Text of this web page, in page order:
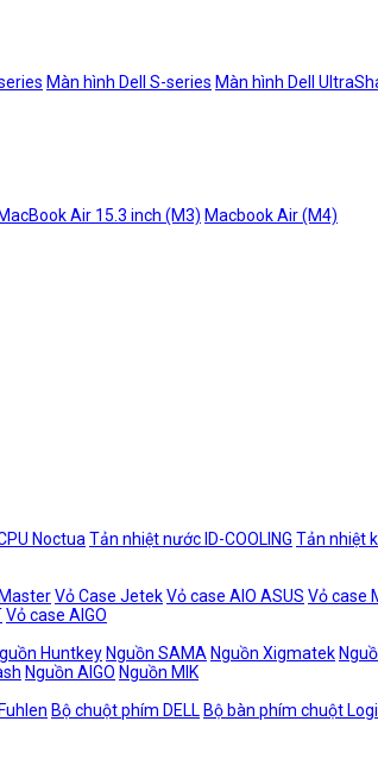
Màn hình Dell S-series Màn hình Dell
MacBook Air 15.3 inch (M3) Macbook Air (M4)
Noctua Tản nhiệt nước ID-COOLING Tản nhiệt
Vỏ Case JetekVỏ case AIO ASUS Vỏ case
Vỏ case AIGO
Huntkey Nguồn SAMA Nguồn Xigmatek
Nguồn AIGO Nguồn MIK
Bộ chuột phím DELL Bộ bàn phím chuột